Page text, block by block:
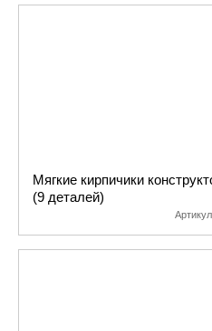
Мягкие кирпичики
(9 деталей)